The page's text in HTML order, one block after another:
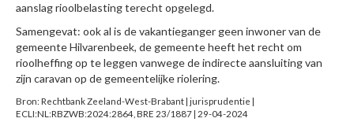
aanslag rioolbelasting terecht opgelegd.
Samengevat: ook al is de vakantieganger geen inwoner van de
gemeente Hilvarenbeek, de gemeente heeft het recht om
rioolheffing op te leggen vanwege de indirecte aansluiting van
zijn caravan op de gemeentelijke riolering.
Bron: Rechtbank Zeeland-West-Brabant | jurisprudentie |
ECLI:NL:RBZWB:2024:2864, BRE 23/1887 | 29-04-2024